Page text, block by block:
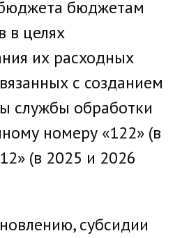
бюджетам
в целях
их расходных
с созданием
службы обработки
номеру «122» (в
(в 2025 и 2026
субсидии